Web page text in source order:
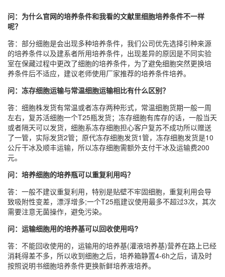
问：为什么官网的培养条件和我看的文献里细胞培养条件不一样
呢？
答：部分细胞是会出现多种培养条件，我们公司优先选择引种来源
的培养条件以及建系者所用培养条件，出现差异的原因是不同实验
室在保藏过程中更改了细胞的培养条件，为了避免细胞突然更换培
养条件后不适应，建议老师使用厂家推荐的培养条件培养。
问：冻存细胞运输与常温细胞运输相比有什么区别？
答：细胞株发货有常温或者冻存两种形式，常温细胞货期一般一周
左右，复苏活细胞一个T25瓶发货；冻存细胞有库存的话，一般当天
或者隔天可以发货，细胞系冻存细胞担心客户复苏不成功所以赠送
了一管，实际发货2管；原代冻存细胞发货1管，冻存细胞发货是10
公斤干冰及顺丰运输，所以冻存细胞需额外支付干冰及运输费200
元。
问：培养细胞的培养瓶可以重复利用吗？
答：一般不建议重复利用，特别是贴壁不牢固细胞，重复利用会导
致吸附性变差，漂浮增多;一个T25瓶建议使用最多不超过3次，其次
需要注意无菌操作，避免污染。
问：运输细胞用的培养基可以回收使用吗?
答：不能回收使用的，运输用的培养基(灌液培养基)营养在路上已经
消耗得差不多，所以收到细胞之后，培养箱静置4-6h之后，请及时
按照说明书细胞培养条件更换新鲜培养液培养。